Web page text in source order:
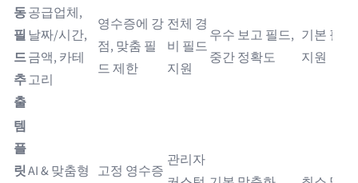
동
필
드
추
출
공급업체,
날짜/시간,
금액, 카테
고리
영수증에 강
점, 맞춤 필
드 제한
전체 경
비 필드
지원
우수 보고 필드,
중간 정확도
기본 필
지원
템
플
릿AI & 맞춤형 고정 영수증
관리자